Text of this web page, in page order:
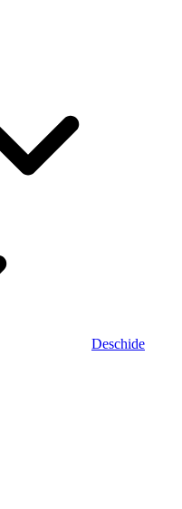
Deschide